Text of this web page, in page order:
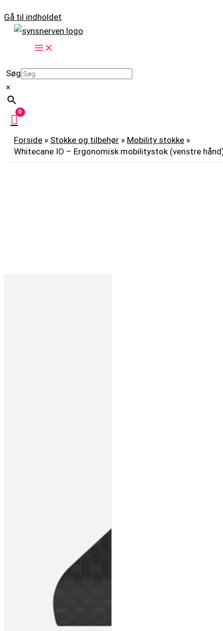
Gå til indholdet
Søg
×
Forside » Stokke og tilbehør » Mobility stokke »
Whitecane IO – Ergonomisk mobilitystok (venstre